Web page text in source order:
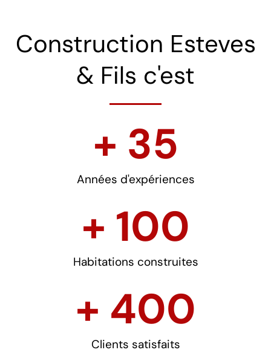
Construction Esteves
& Fils c'est
Années d'expériences
+ 35
Habitations construites
+ 100
Clients satisfaits
+ 400